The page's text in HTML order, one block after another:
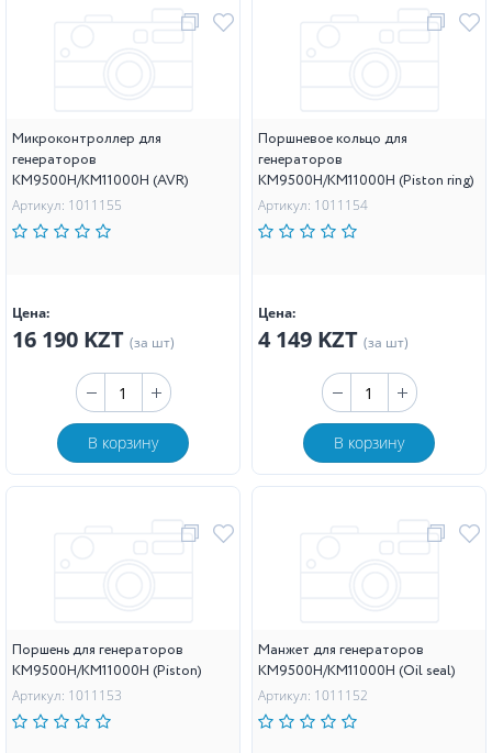
Микроконтроллер для
генераторов
KM9500H/KM11000H (AVR)
Артикул: 1011155
Цена:
16 190 KZT (за шт)
В корзину
Поршневое кольцо для
генераторов
KM9500H/KM11000H (Piston ring)
Артикул: 1011154
Цена:
4 149 KZT (за шт)
В корзину
Поршень для генераторов
KM9500H/KM11000H (Piston)
Артикул: 1011153
Манжет для генераторов
KM9500H/KM11000H (Oil seal)
Артикул: 1011152